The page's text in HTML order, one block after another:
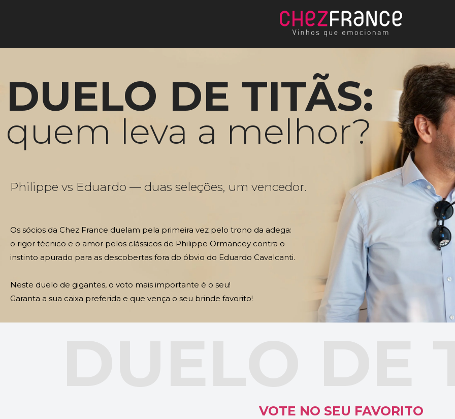
DUELO DE TITÃS:
quem leva a melhor?
Philippe vs Eduardo — duas seleções, um vencedor.
Os sócios da Chez France duelam pela primeira vez pelo trono da adega:
o rigor técnico e o amor pelos clássicos de Philippe Ormancey contra o
instinto apurado para as descobertas fora do óbvio do Eduardo Cavalcanti.
Neste duelo de gigantes, o voto mais importante é o seu!
Garanta a sua caixa preferida e que vença o seu brinde favorito!
VOTE NO SEU FAVORITO